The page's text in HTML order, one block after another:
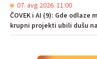
07. avg 2026. 11:00
ČOVEK i AI (9): Gde odlaze
krupni projekti ubili dušu